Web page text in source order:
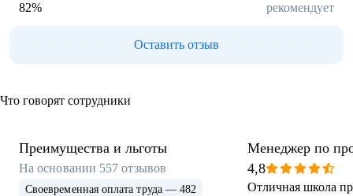
82% рекомендует
Оставить отзыв
Что говорят сотрудники
Преимущества и льготы
На основании 557 отзывов
Своевременная оплата труда — 482
Менеджер по
4,8
Отличная школа